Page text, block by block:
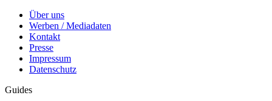
Über uns
Werben / Mediadaten
Kontakt
Presse
Impressum
Datenschutz
Guides